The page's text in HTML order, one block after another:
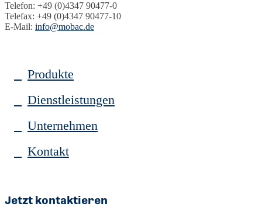
Telefon: +49 (0)4347 90477-0
Telefax: +49 (0)4347 90477-10
E-Mail: info@mobac.de
Produkte
Dienstleistungen
Unternehmen
Kontakt
Jetzt kontaktieren